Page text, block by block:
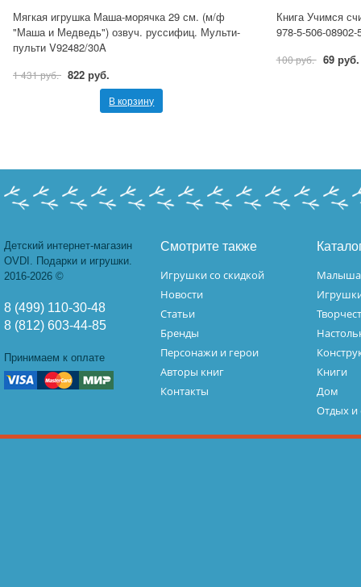
Мягкая игрушка Маша-морячка 29 см. (м/ф
"Маша и Медведь") озвуч. руссифиц. Мульти-
пульти V92482/30A
1 431 руб. 822 руб.
В корзину
Книга Учимся
978-5-506-08902-
100 руб. 69 руб.
Детский интернет-магазин
OVDI. Подарки и игрушки.
2016-2026 ©
8 (499) 110-30-48
8 (812) 603-44-85
Принимаем к оплате
Смотрите также
Игрушки со скидкой
Новости
Статьи
Бренды
Персонажи и герои
Авторы книг
Контакты
Книги
Дом
Отдых и